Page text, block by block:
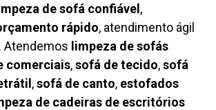
de sofá confiável,
rápido, atendimento ágil
Atendemos limpeza desofás
comerciais,sofá de tecido,sofá
,sofá de canto, estofados
de cadeiras de escritórios